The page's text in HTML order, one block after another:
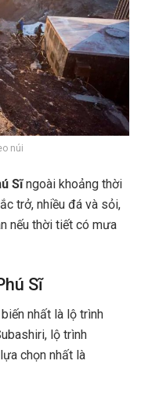
núi
Sĩngoài khoảng thời
trở, nhiều đá và sỏi,
nếu thời tiết có mưa
Sĩ
nhất là lộ trình
lộ trình
chọn nhất là